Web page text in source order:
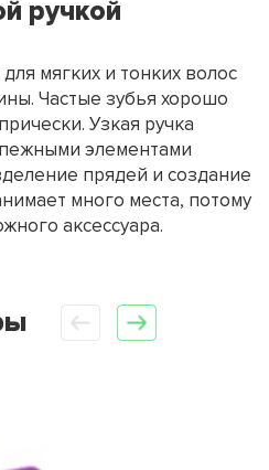
ручкой
мягких и тонких волос
Частые зубья хорошо
Узкая ручка
элементами
прядей и создание
много места, потому
аксессуара.